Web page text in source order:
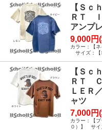
【Ｓｃ
ＲＴ
アンプ
9,000円
カラー：【
サイズ：【
【Ｓｃ
ＲＴ
ＬＥＲ
ャツ
7,000円
カラー：【
０）】 サイ